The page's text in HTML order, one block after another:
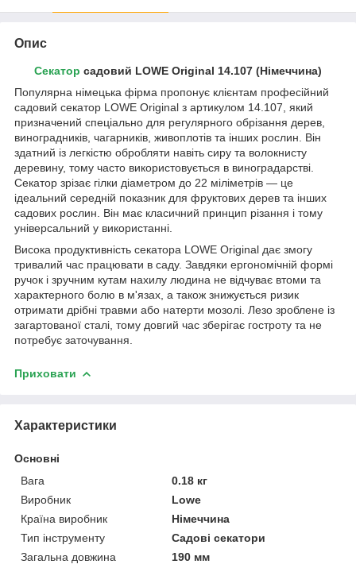
Опис
Секатор садовий LOWE Original 14.107 (Німеччина)
Популярна німецька фірма пропонує клієнтам професійний
садовий секатор LOWE Original з артикулом 14.107, який
призначений спеціально для регулярного обрізання дерев,
виноградників, чагарників, живоплотів та інших рослин. Він
здатний із легкістю обробляти навіть сиру та волокнисту
деревину, тому часто використовується в виноградарстві.
Секатор зрізає гілки діаметром до 22 міліметрів — це
ідеальний середній показник для фруктових дерев та інших
садових рослин. Він має класичний принцип різання і тому
універсальний у використанні.
Висока продуктивність секатора LOWE Original дає змогу
тривалий час працювати в саду. Завдяки ергономічній формі
ручок і зручним кутам нахилу людина не відчуває втоми та
характерного болю в м'язах, а також знижується ризик
отримати дрібні травми або натерти мозолі. Лезо зроблене із
загартованої сталі, тому довгий час зберігає гостроту та не
потребує заточування.
Приховати
Характеристики
Основні
Вага
0.18 кг
Виробник
Lowe
Країна виробник
Німеччина
Тип інструменту
Садові секатори
Загальна довжина
190 мм